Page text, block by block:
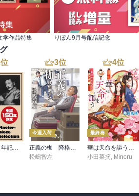
学作品特集 りぼん9月号配信記念
位
生誕１５０年記念 夏目漱石 名作セット
3位
今週入荷
正義の枷 降格刑事2
松嶋智左
4位
最終巻
華は天命を謳う 莉国後宮女医伝 五
小田菜摘, Minoru